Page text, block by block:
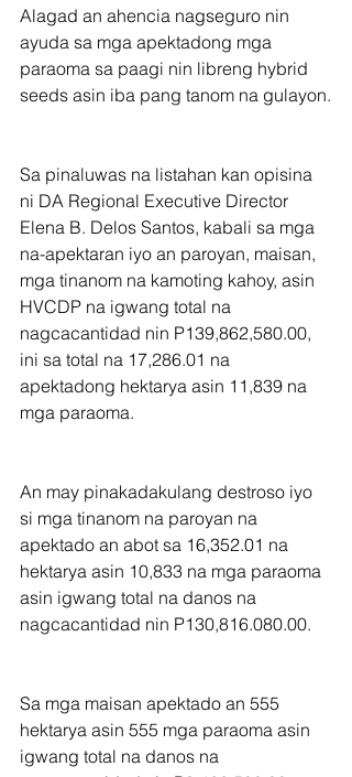
Alagad an ahencia nagseguro nin
ayuda sa mga apektadong mga
paraoma sa paagi nin libreng hybrid
seeds asin iba pang tanom na gulayon.
Sa pinaluwas na listahan kan opisina
ni DA Regional Executive Director
Elena B. Delos Santos, kabali sa mga
na-apektaran iyo an paroyan, maisan,
mga tinanom na kamoting kahoy, asin
HVCDP na igwang total na
nagcacantidad nin P139,862,580.00,
ini sa total na 17,286.01 na
apektadong hektarya asin 11,839 na
mga paraoma.
An may pinakadakulang destroso iyo
si mga tinanom na paroyan na
apektado an abot sa 16,352.01 na
hektarya asin 10,833 na mga paraoma
asin igwang total na danos na
nagcacantidad nin P130,816.080.00.
Sa mga maisan apektado an 555
hektarya asin 555 mga paraoma asin
igwang total na danos na